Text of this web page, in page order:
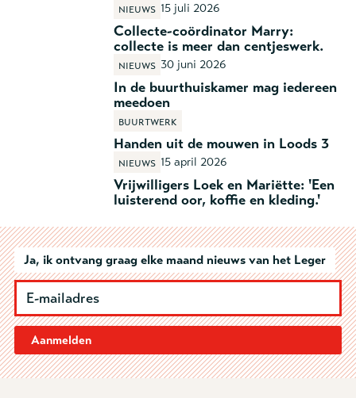
Collecte-coördinator Marry:
collecte is meer dan centjeswerk.
Nieuws 15 juli 2026
In de buurthuiskamer mag iedereen
meedoen
Nieuws 30 juni 2026
Handen uit de mouwen in Loods 3
Buurtwerk
Vrijwilligers Loek en Mariëtte: 'Een
luisterend oor, koffie en kleding.'
Nieuws 15 april 2026
Ja, ik ontvang graag elke maand nieuws van het Leger
Aanmelden